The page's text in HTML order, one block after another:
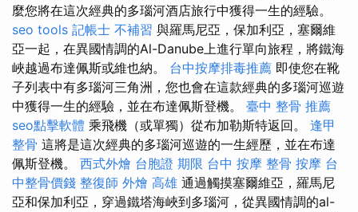
麼您將在這次經典的多瑙河酒店旅行中獲得一生的經驗。
seo tools 記帳士 不補習 與羅馬尼亞，保加利亞，塞爾維
亞一起，在異國情調的Al-Danube上進行單向旅程，將鐵海
峽越過布達佩斯或維也納。 台中按摩排毒推薦 即使您在靴
子列表中有多瑙河三角洲，您也會在這款經典的多瑙河巡遊
中獲得一生的經驗，並在布達佩斯登機。 臺中 整骨 推薦
seo點擊軟體 乘飛機（或單獨）從布加勒斯特返回。 逢甲
整骨 這將是這次經典的多瑙河巡遊的一生經歷，並在布達
佩斯登機。 西式外燴 台胞證 期限 台中 按摩 整骨 按摩 台
中整骨價錢 整復師 外燴 高雄 通過觸摸塞爾維亞，羅馬尼
亞和保加利亞，穿過鐵塔海峽到多瑙河，從異國情調的al-